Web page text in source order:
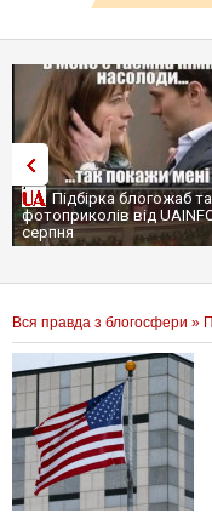
Підбірка блогожаб та
фотоприколів від
серпня
Вся правда з блогосфери »